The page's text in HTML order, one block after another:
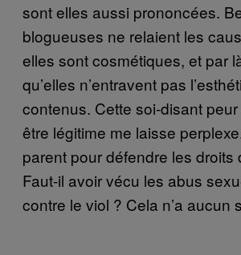
sont elles aussi prononcées.
blogueuses ne relaient les
elles sont cosmétiques, et par
qu’elles n’entravent pas
contenus. Cette soi-disant
être légitime me laisse
parent pour défendre les droits
Faut-il avoir vécu les abus
contre le viol ? Cela n’a aucun